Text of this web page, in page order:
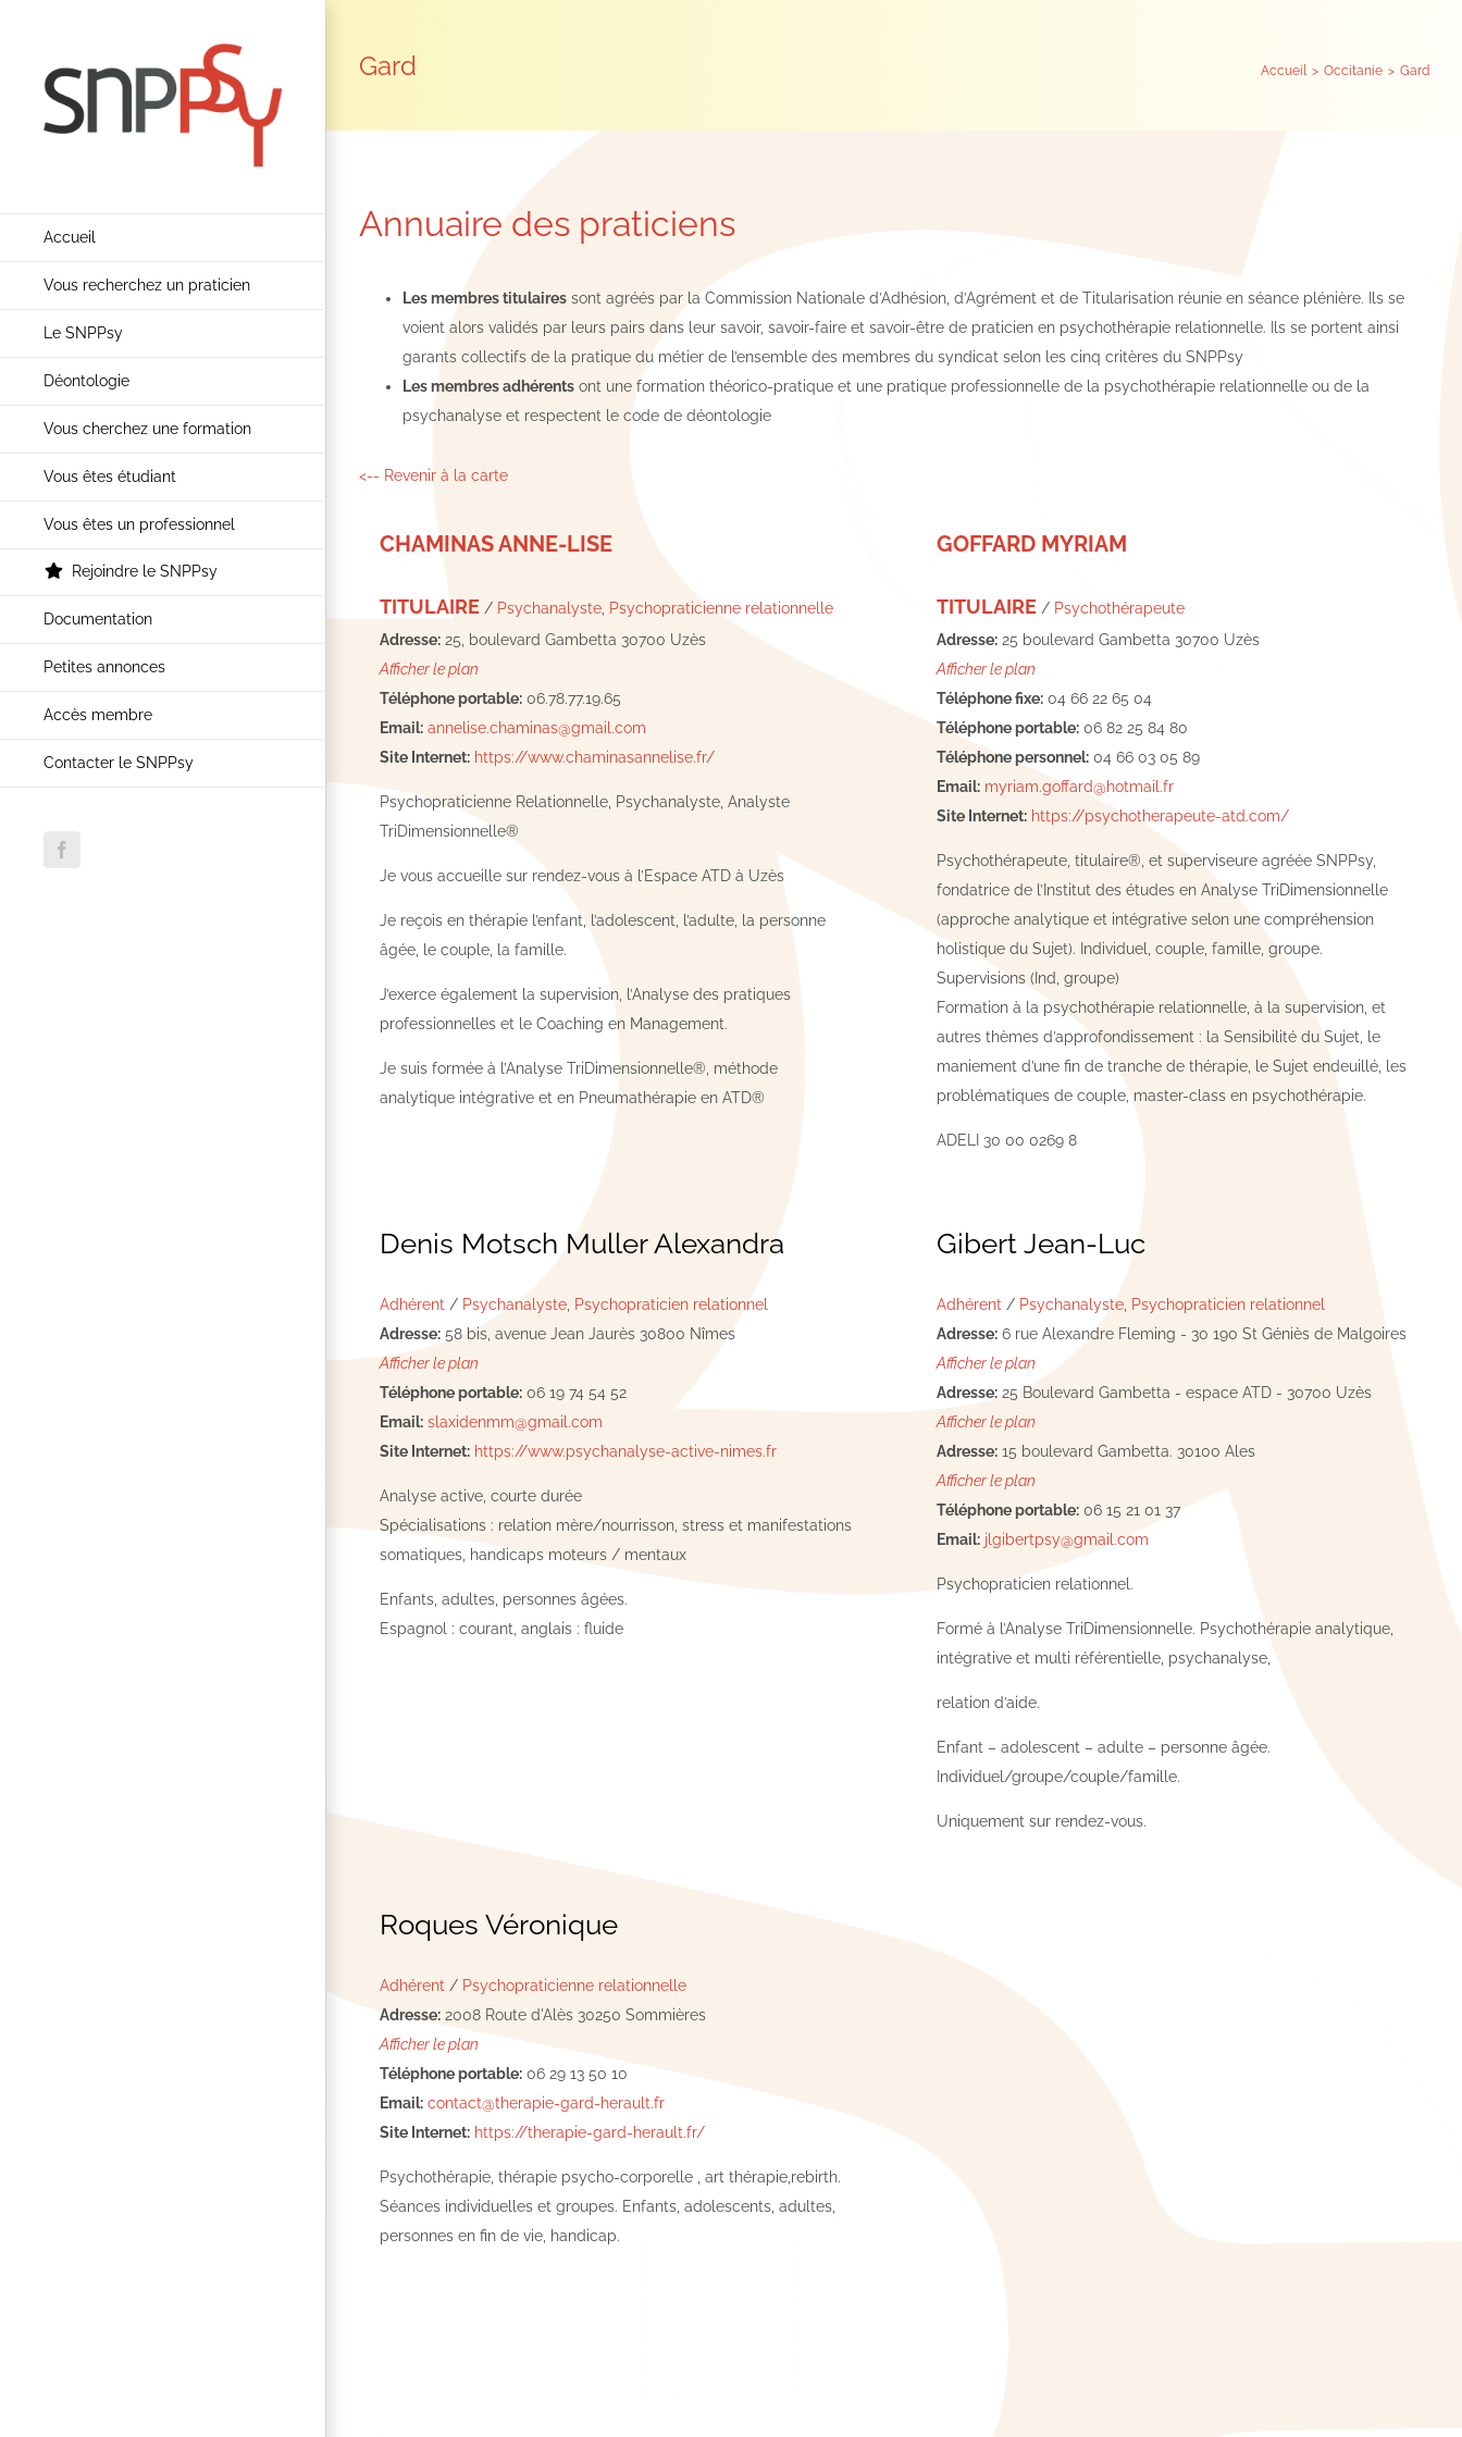
contenu
Accueil
Vous recherchez un praticien
Le SNPPsy
Déontologie
Vous cherchez une formation
Vous êtes étudiant
Vous êtes un professionnel
Rejoindre le SNPPsy
Documentation
Petites annonces
Accès membre
Contacter le SNPPsy
Facebook
Gard Accueil Occitanie Gard
Annuaire des praticiens
Les membres titulaires sont agréés par la Commission Nationale d’Adhésion, d’Agrément et de Titularisation réunie en séance plénière. Ils se
voient alors validés par leurs pairs dans leur savoir, savoir-faire et savoir-être de praticien en psychothérapie relationnelle. Ils se portent ainsi
garants collectifs de la pratique du métier de l’ensemble des membres du syndicat selon les cinq critères du SNPPsy
Les membres adhérents ont une formation théorico-pratique et une pratique professionnelle de la psychothérapie relationnelle ou de la
psychanalyse et respectent le code de déontologie
<-- Revenir à la carte
CHAMINAS ANNE-LISE
TITULAIRE/ Psychanalyste, Psychopraticienne relationnelle
Adresse:25, boulevard Gambetta 30700 Uzès
Afficher le plan
Téléphone portable:06.78.77.19.65
Email: annelise.chaminas@gmail.com
Site Internet: https://www.chaminasannelise.fr/
Psychopraticienne Relationnelle, Psychanalyste, Analyste
TriDimensionnelle®
Je vous accueille sur rendez-vous à l’Espace ATD à Uzès
Je reçois en thérapie l’enfant, l’adolescent, l’adulte, la personne
âgée, le couple, la famille.
J’exerce également la supervision, l’Analyse des pratiques
professionnelles et le Coaching en Management.
Je suis formée à l’Analyse TriDimensionnelle®, méthode
analytique intégrative et en Pneumathérapie en ATD®
GOFFARD MYRIAM
TITULAIRE/ Psychothérapeute
Adresse:25 boulevard Gambetta 30700 Uzès
Afficher le plan
Téléphone fixe:04 66 22 65 04
Téléphone portable:06 82 25 84 80
Téléphone personnel:04 66 03 05 89
Email: myriam.goffard@hotmail.fr
Site Internet: https://psychotherapeute-atd.com/
Psychothérapeute, titulaire®, et superviseure agréée SNPPsy,
fondatrice de l’Institut des études en Analyse TriDimensionnelle
(approche analytique et intégrative selon une compréhension
holistique du Sujet). Individuel, couple, famille, groupe.
Supervisions (Ind, groupe)
Formation à la psychothérapie relationnelle, à la supervision, et
autres thèmes d’approfondissement : la Sensibilité du Sujet, le
maniement d’une fin de tranche de thérapie, le Sujet endeuillé, les
problématiques de couple, master-class en psychothérapie.
ADELI 30 00 0269 8
Denis Motsch Muller Alexandra
Adhérent / Psychanalyste, Psychopraticien relationnel
Adresse:58 bis, avenue Jean Jaurès 30800 Nîmes
Afficher le plan
Téléphone portable:06 19 74 54 52
Email: slaxidenmm@gmail.com
Site Internet: https://www.psychanalyse-active-nimes.fr
Analyse active, courte durée
Spécialisations : relation mère/nourrisson, stress et manifestations
somatiques, handicaps moteurs / mentaux
Enfants, adultes, personnes âgées.
Espagnol : courant, anglais : fluide
Gibert Jean-Luc
Adhérent / Psychanalyste, Psychopraticien relationnel
Adresse:6 rue Alexandre Fleming - 30 190 St Géniès de Malgoires
Afficher le plan
Adresse:25 Boulevard Gambetta - espace ATD - 30700 Uzès
Afficher le plan
Adresse:15 boulevard Gambetta. 30100 Ales
Afficher le plan
Téléphone portable:06 15 21 01 37
Email: jlgibertpsy@gmail.com
Psychopraticien relationnel.
Formé à l’Analyse TriDimensionnelle. Psychothérapie analytique,
intégrative et multi référentielle, psychanalyse,
relation d’aide.
Enfant – adolescent – adulte – personne âgée.
Individuel/groupe/couple/famille.
Uniquement sur rendez-vous.
Roques Véronique
Adhérent / Psychopraticienne relationnelle
Adresse:2008 Route d'Alès 30250 Sommières
Afficher le plan
Téléphone portable:06 29 13 50 10
Email: contact@therapie-gard-herault.fr
Site Internet: https://therapie-gard-herault.fr/
Psychothérapie, thérapie psycho-corporelle , art thérapie,rebirth.
Séances individuelles et groupes. Enfants, adolescents, adultes,
personnes en fin de vie, handicap.